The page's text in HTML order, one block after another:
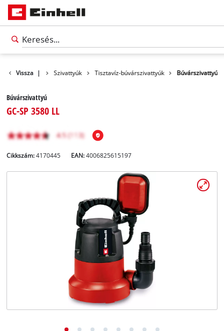
Vissza |
Termékek Szivattyúk Tisztavíz-búvárszivattyúk Búvárszivattyú
Búvárszivattyú
GC-SP 3580 LL
Cikkszám: 4170445 EAN:4006825615197